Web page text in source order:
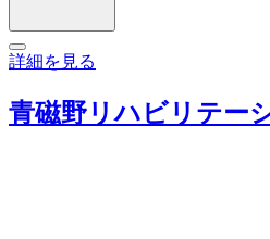
詳細を見る
青磁野リハビリテー